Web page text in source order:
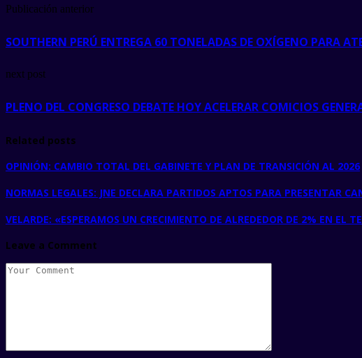
Publicación anterior
SOUTHERN PERÚ ENTREGA 60 TONELADAS DE OXÍGENO PARA
next post
PLENO DEL CONGRESO DEBATE HOY ACELERAR COMICIOS
Related posts
OPINIÓN: CAMBIO TOTAL DEL GABINETE Y PLAN DE TRANSICIÓN AL 2026
NORMAS LEGALES: JNE DECLARA PARTIDOS APTOS PARA PRESENTAR
VELARDE: «ESPERAMOS UN CRECIMIENTO DE ALREDEDOR DE 2% EN EL
Leave a Comment